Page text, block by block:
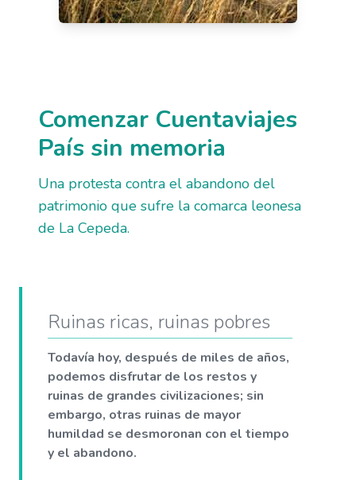
Comenzar Cuentaviajes
País sin memoria
Una protesta contra el abandono del
patrimonio que sufre la comarca leonesa
de La Cepeda.
Ruinas ricas, ruinas pobres
Todavía hoy, después de miles de años,
podemos disfrutar de los restos y
ruinas de grandes civilizaciones; sin
embargo, otras ruinas de mayor
humildad se desmoronan con el tiempo
y el abandono.